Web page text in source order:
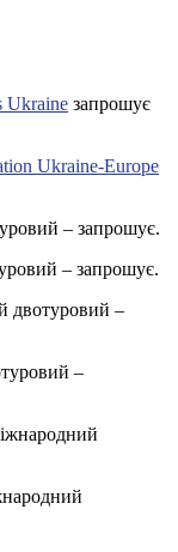
Ukraine запрошує
Ukraine-Europe
– запрошує.
– запрошує.
двотуровий –
–